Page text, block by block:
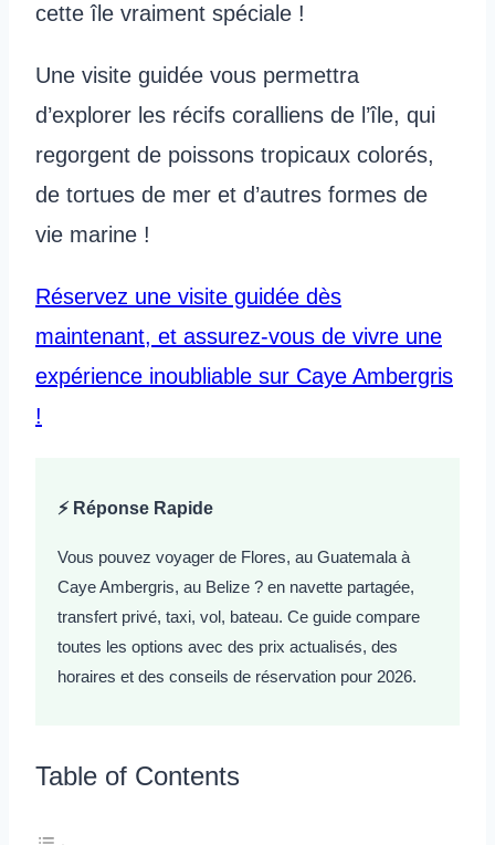
cette île vraiment spéciale !
Une visite guidée vous permettra
d’explorer les récifs coralliens de l’île, qui
regorgent de poissons tropicaux colorés,
de tortues de mer et d’autres formes de
vie marine !
Réservez une visite guidée dès
maintenant, et assurez-vous de vivre une
expérience inoubliable sur Caye Ambergris
!
⚡ Réponse Rapide
Vous pouvez voyager de Flores, au Guatemala à
Caye Ambergris, au Belize ? en navette partagée,
transfert privé, taxi, vol, bateau. Ce guide compare
toutes les options avec des prix actualisés, des
horaires et des conseils de réservation pour 2026.
Table of Contents